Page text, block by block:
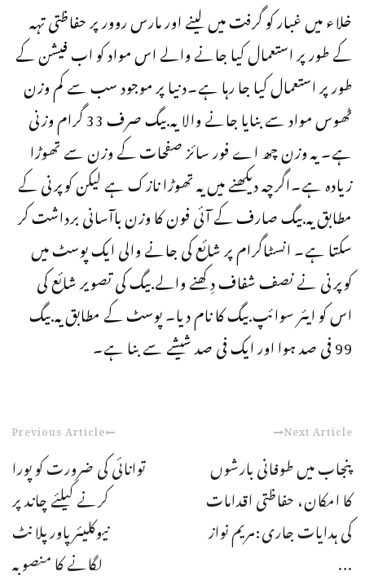
خلاء میں غبار کو گرفت میں لینے اور مارس روور پر حفاظتی تہہ
کے طور پر استعمال کیا جانے والے اس مواد کو اب فیشن کے
طور پر استعمال کیا جا رہا ہے۔دنیا پر موجود سب سے کم وزن
ٹھوس مواد سے بنایا جانے والا یہ بیگ صرف 33 گرام وزنی
ہے۔ یہ وزن چھ اے فور سائز صفحات کے وزن سے تھوڑا
زیادہ ہے۔اگرچہ دیکھنے میں یہ تھوڑا نازک ہے لیکن کوپرنی کے
مطابق یہ بیگ صارف کے آئی فون کا وزن باآسانی برداشت کر
سکتا ہے۔ انسٹاگرام پر شائع کی جانے والی ایک پوسٹ میں
کوپرنی نے نصف شفاف دِکھنے والے بیگ کی تصویر شائع کی
اس کو ایئر سوائپ بیگ کا نام دیا۔ پوسٹ کے مطابق یہ بیگ
99 فی صد ہوا اور ایک فی صد شیشے سے بنا ہے۔
Previous Article
توانائی کی ضرورت کو پورا
کرنے کیلئے چاند پر
نیوکلیئرپاورپلانٹ
لگانے کا منصوبہ
Next Article
پنجاب میں طوفانی بارشوں
کا امکان، حفاظتی اقدامات
کی ہدایات جاری:مریم نواز
...